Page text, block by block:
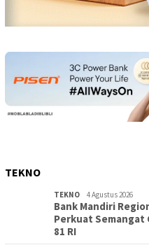
TEKNO
TEKNO 4 Agustus 2026
Bank Mandiri
Perkuat Semangat
81 RI